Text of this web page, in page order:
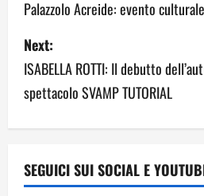
o
s
t
n
v
Palazzolo Acreide: evento
Next:
ISABELLA ROTTI: Il debutto
spettacolo SVAMP TUTORIAL
SEGUICI SUI SOCIAL E